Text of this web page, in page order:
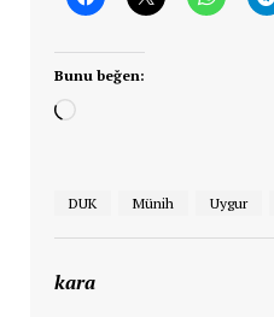
Bunu beğen:
Yükleniyor...
DUK Münih Uygur
kara